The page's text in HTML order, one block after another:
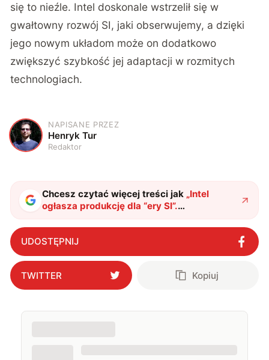
się to nieźle. Intel doskonale wstrzelił się w
gwałtowny rozwój SI, jaki obserwujemy, a dzięki
jego nowym układom może on dodatkowo
zwiększyć szybkość jej adaptacji w rozmitych
technologiach.
H
NAPISANE PRZEZ
Henryk Tur
Redaktor
Chcesz czytać więcej treści jak „Intel
ogłasza produkcję dla “ery SI”.
Wyprodukuje specjalny chip dla
Microsoftu"?
UDOSTĘPNIJ
TWITTER Kopiuj